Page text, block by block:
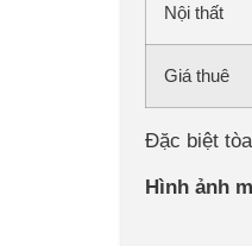
Nội thất
Giá thuê
Đặc biệt
Hình ảnh